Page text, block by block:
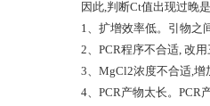
因此,判断Ct值出现过晚
1、扩增效率低。引物之
2、PCR程序不合适, 改
3、MgCl2浓度不合适,增
4、PCR产物太长。PCR